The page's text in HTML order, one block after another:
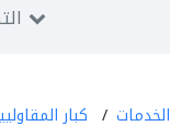
الخدمات كبار